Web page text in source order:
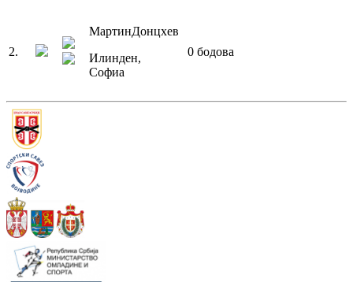
2.
МартинДонцхев
Илинден,
Софиа
0 бодова